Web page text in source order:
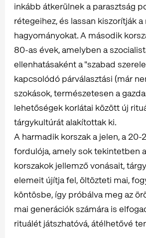
inkább átkerülnek a parasztság
rétegeihez, és lassan kiszorítják a
hagyományokat. A második
80-as évek, amelyben a
ellenhatásaként a "szabad
kapcsolódó párválasztási (már
szokások, természetesen a
lehetőségek korlátai között új
tárgykultúrát alakítottak ki.
A harmadik korszak a jelen, a 20-
fordulója, amely sok tekintetben
korszakok jellemző vonásait,
elemeit újítja fel, öltözteti mai,
köntösbe, így próbálva meg az
mai generációk számára is
rituálét játszhatóvá, átélhetővé